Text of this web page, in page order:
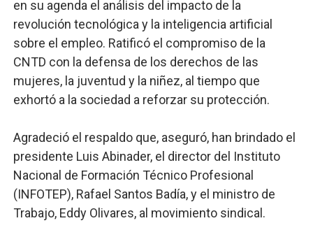
en su agenda el análisis del impacto de la
revolución tecnológica y la inteligencia artificial
sobre el empleo. Ratificó el compromiso de la
CNTD con la defensa de los derechos de las
mujeres, la juventud y la niñez, al tiempo que
exhortó a la sociedad a reforzar su protección.
Agradeció el respaldo que, aseguró, han brindado el
presidente Luis Abinader, el director del Instituto
Nacional de Formación Técnico Profesional
(INFOTEP), Rafael Santos Badía, y el ministro de
Trabajo, Eddy Olivares, al movimiento sindical.